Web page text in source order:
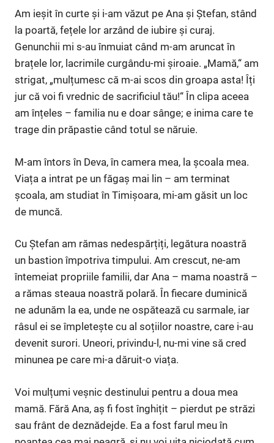
Am ieșit în curte și i-am văzut pe Ana și Ștefan, stând
la poartă, fețele lor arzând de iubire și curaj.
Genunchii mi s-au înmuiat când m-am aruncat în
brațele lor, lacrimile curgându-mi șiroaie. „Mamă,“ am
strigat, „mulțumesc că m-ai scos din groapa asta! Îți
jur că voi fi vrednic de sacrificiul tău!“ În clipa aceea
am înțeles – familia nu e doar sânge; e inima care te
trage din prăpastie când totul se năruie.
M-am întors în Deva, în camera mea, la școala mea.
Viața a intrat pe un făgaș mai lin – am terminat
școala, am studiat în Timișoara, mi-am găsit un loc
de muncă.
Cu Ștefan am rămas nedespărțiți, legătura noastră
un bastion împotriva timpului. Am crescut, ne-am
întemeiat propriile familii, dar Ana – mama noastră –
a rămas steaua noastră polară. În fiecare duminică
ne adunăm la ea, unde ne ospătează cu sarmale, iar
râsul ei se împletește cu al soțiilor noastre, care i-au
devenit surori. Uneori, privindu-l, nu-mi vine să cred
minunea pe care mi-a dăruit-o viața.
Voi mulțumi veșnic destinului pentru a doua mea
mamă. Fără Ana, aș fi fost înghițit – pierdut pe străzi
sau frânt de deznădejde. Ea a fost farul meu în